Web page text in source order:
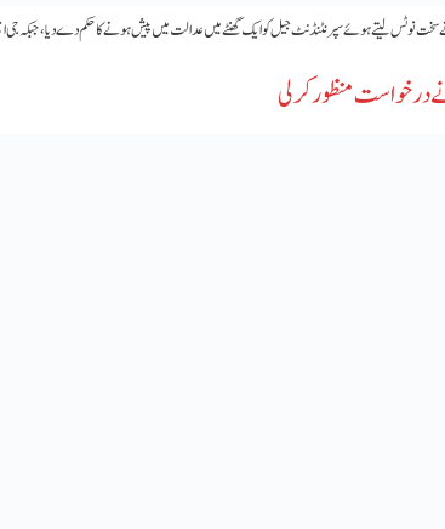
لیتے ہوئے سپرنٹنڈنٹ جیل کو ایک گھنٹے میں عدالت میں پیش ہونے کا حکم دے دیا، جبکہ جی
درخواست منظور کرلی